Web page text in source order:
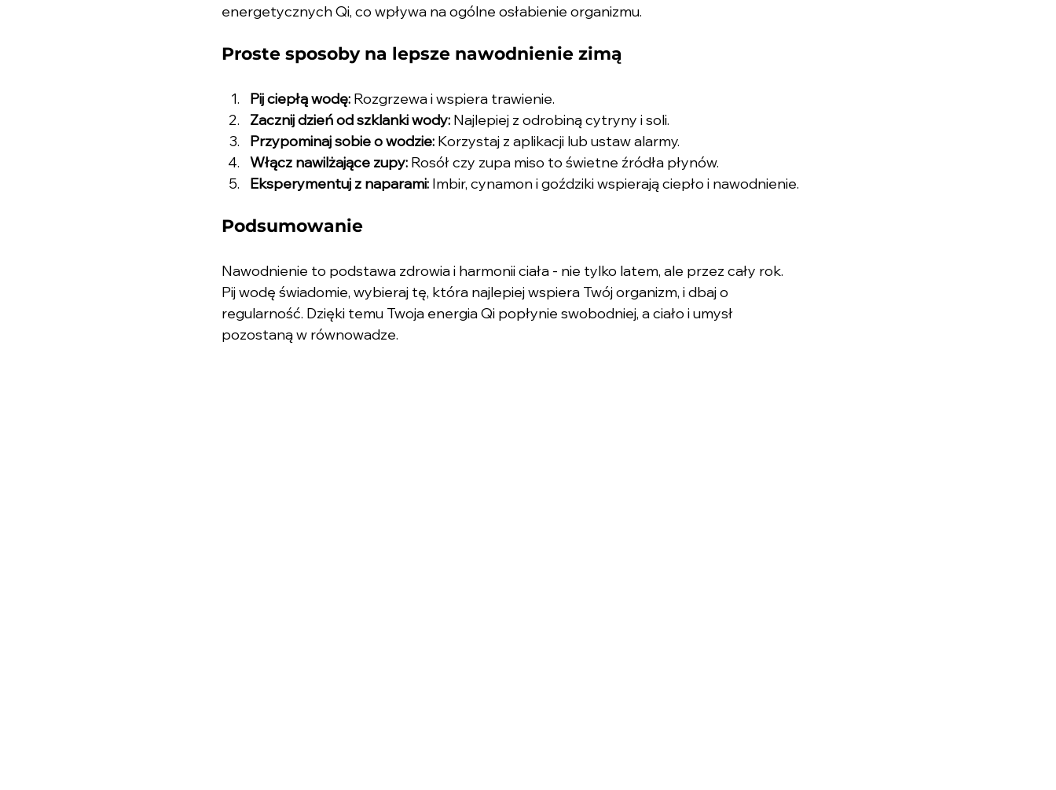
energetycznych Qi, co wpływa na ogólne osłabienie organizmu.
Proste sposoby na lepsze nawodnienie zimą
Pij ciepłą wodę: Rozgrzewa i wspiera trawienie.
Zacznij dzień od szklanki wody: Najlepiej z odrobiną cytryny i soli.
Przypominaj sobie o wodzie: Korzystaj z aplikacji lub ustaw alarmy.
Włącz nawilżające zupy: Rosół czy zupa miso to świetne źródła płynów.
Eksperymentuj z naparami: Imbir, cynamon i goździki wspierają ciepło i nawodnienie.
Podsumowanie
Nawodnienie to podstawa zdrowia i harmonii ciała - nie tylko latem, ale przez cały rok.
Pij wodę świadomie, wybieraj tę, która najlepiej wspiera Twój organizm, i dbaj o
regularność. Dzięki temu Twoja energia Qi popłynie swobodniej, a ciało i umysł
pozostaną w równowadze.